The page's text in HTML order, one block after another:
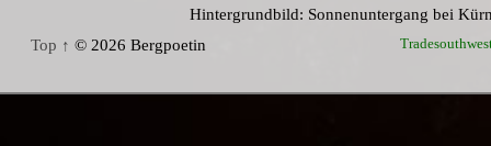
Hintergrundbild: Sonnenuntergang bei
Top ↑ © 2026 Bergpoetin